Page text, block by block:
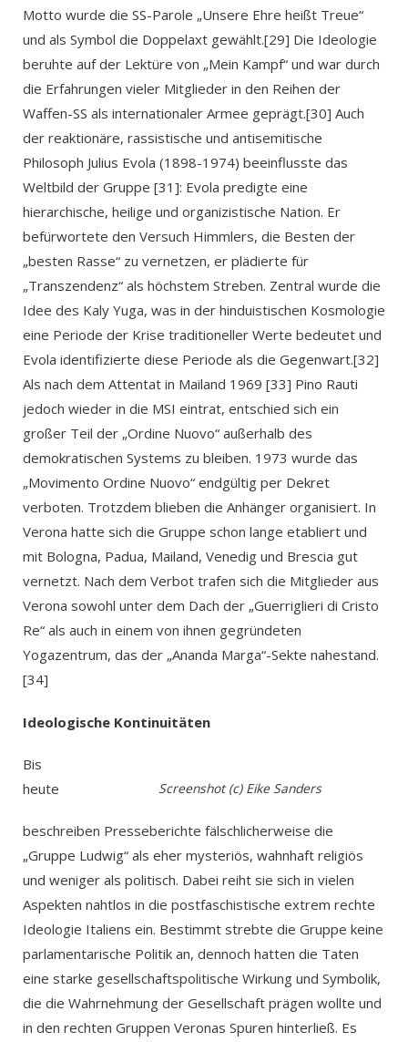
Motto wurde die SS-Parole „Unsere Ehre heißt Treue“
und als Symbol die Doppelaxt gewählt.[29] Die Ideologie
beruhte auf der Lektüre von „Mein Kampf“ und war durch
die Erfahrungen vieler Mitglieder in den Reihen der
Waffen-SS als internationaler Armee geprägt.[30] Auch
der reaktionäre, rassistische und antisemitische
Philosoph Julius Evola (1898-1974) beeinflusste das
Weltbild der Gruppe [31]: Evola predigte eine
hierarchische, heilige und organizistische Nation. Er
befürwortete den Versuch Himmlers, die Besten der
„besten Rasse“ zu vernetzen, er plädierte für
„Transzendenz“ als höchstem Streben. Zentral wurde die
Idee des Kaly Yuga, was in der hinduistischen Kosmologie
eine Periode der Krise traditioneller Werte bedeutet und
Evola identifizierte diese Periode als die Gegenwart.[32]
Als nach dem Attentat in Mailand 1969 [33] Pino Rauti
jedoch wieder in die MSI eintrat, entschied sich ein
großer Teil der „Ordine Nuovo“ außerhalb des
demokratischen Systems zu bleiben. 1973 wurde das
„Movimento Ordine Nuovo“ endgültig per Dekret
verboten. Trotzdem blieben die Anhänger organisiert. In
Verona hatte sich die Gruppe schon lange etabliert und
mit Bologna, Padua, Mailand, Venedig und Brescia gut
vernetzt. Nach dem Verbot trafen sich die Mitglieder aus
Verona sowohl unter dem Dach der „Guerriglieri di Cristo
Re“ als auch in einem von ihnen gegründeten
Yogazentrum, das der „Ananda Marga“-Sekte nahestand.
[34]
Ideologische Kontinuitäten
Screenshot (c) Eike Sanders
Bis
heute
beschreiben Presseberichte fälschlicherweise die
„Gruppe Ludwig“ als eher mysteriös, wahnhaft religiös
und weniger als politisch. Dabei reiht sie sich in vielen
Aspekten nahtlos in die postfaschistische extrem rechte
Ideologie Italiens ein. Bestimmt strebte die Gruppe keine
parlamentarische Politik an, dennoch hatten die Taten
eine starke gesellschaftspolitische Wirkung und Symbolik,
die die Wahrnehmung der Gesellschaft prägen wollte und
in den rechten Gruppen Veronas Spuren hinterließ. Es